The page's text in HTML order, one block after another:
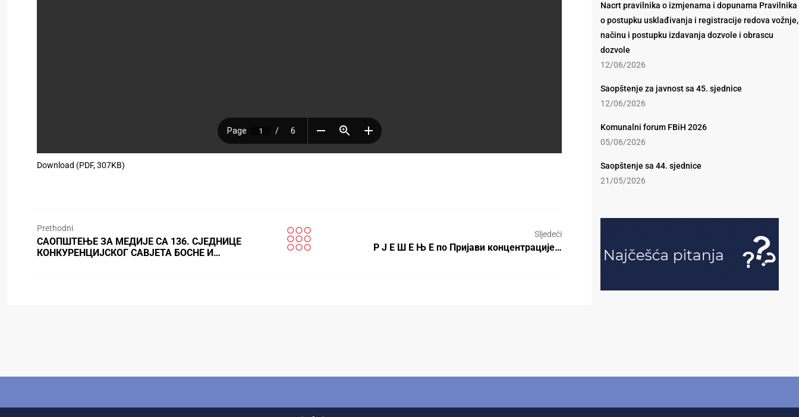
Download (PDF, 307KB)
Prethodni
САОПШТЕЊЕ ЗА МЕДИЈЕ СА 136. СЈЕДНИЦЕ
КОНКУРЕНЦИЈСКОГ САВЈЕТА БОСНЕ И…
Sljedeći
Р Ј Е Ш Е Њ Е по Пријави концентрације…
Nacrt pravilnika o izmjenama i dopunama Pravilnika
o postupku usklađivanja i registracije redova vožnje,
načinu i postupku izdavanja dozvole i obrascu
dozvole
12/06/2026
Saopštenje za javnost sa 45. sjednice
12/06/2026
Komunalni forum FBiH 2026
05/06/2026
Saopštenje sa 44. sjednice
21/05/2026